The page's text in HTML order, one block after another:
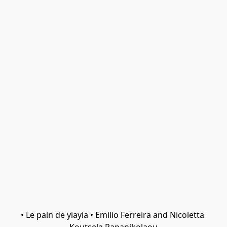
• Le pain de yiayia • Emilio Ferreira and Nicoletta